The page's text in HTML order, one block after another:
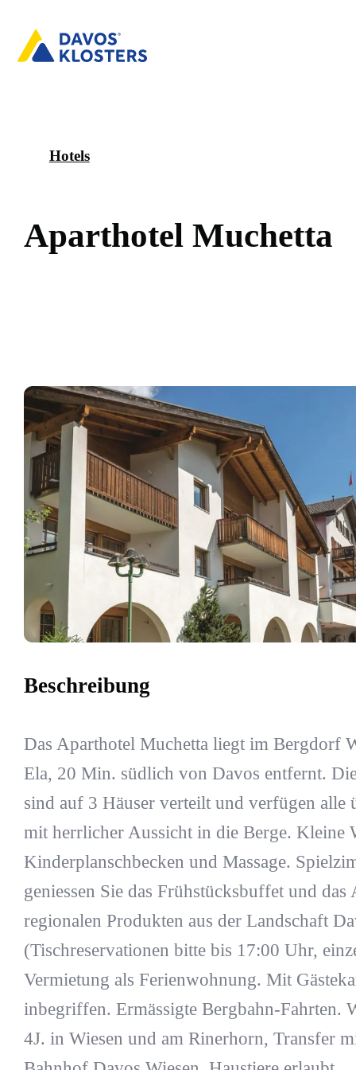
Hotels
Aparthotel Muchetta
Beschreibung
Das Aparthotel Muchetta liegt im Bergdorf
Ela, 20 Min. südlich von Davos entfernt.
sind auf 3 Häuser verteilt und verfügen alle
mit herrlicher Aussicht in die Berge. Kleine
Kinderplanschbecken und Massage.
geniessen Sie das Frühstücksbuffet und
regionalen Produkten aus der Landschaft
(Tischreservationen bitte bis 17:00 Uhr,
Vermietung als Ferienwohnung. Mit
inbegriffen. Ermässigte Bergbahn-Fahrten.
4J. in Wiesen und am Rinerhorn, Transfer